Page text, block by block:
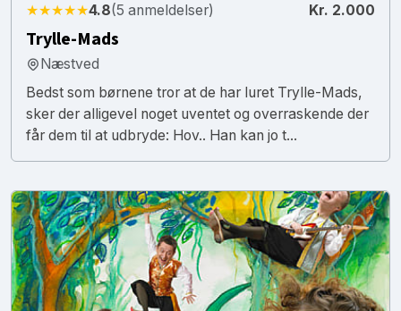
★★★★★4.8(5 anmeldelser) Kr. 2.000
Trylle-Mads
Næstved
Bedst som børnene tror at de har luret Trylle-Mads,
sker der alligevel noget uventet og overraskende der
får dem til at udbryde: Hov.. Han kan jo t...